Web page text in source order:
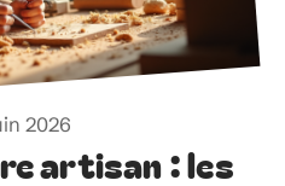
2026
artisan : les